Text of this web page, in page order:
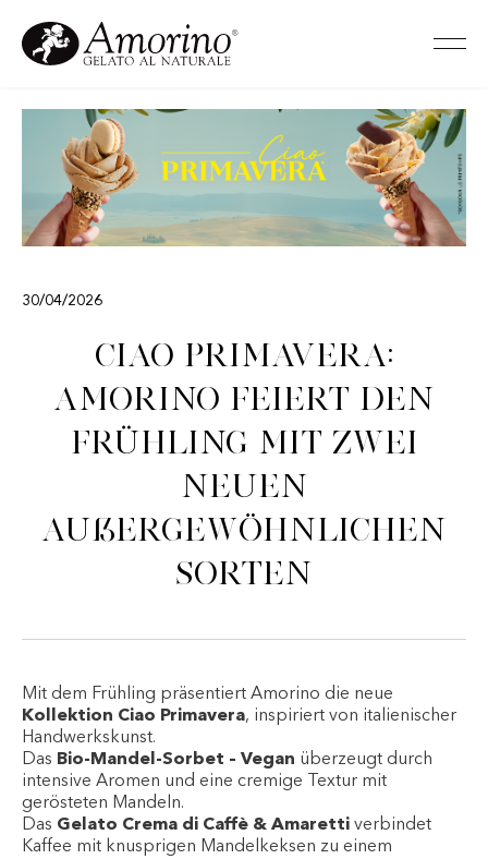
30/04/2026
Ciao Primavera:
Amorino feiert den
Frühling mit zwei
neuen
außergewöhnlichen
Sorten
Mit dem Frühling präsentiert Amorino die neue
Kollektion Ciao Primavera, inspiriert von italienischer
Handwerkskunst.
Das Bio-Mandel-Sorbet – Vegan überzeugt durch
intensive Aromen und eine cremige Textur mit
gerösteten Mandeln.
Das Gelato Crema di Caffè & Amaretti verbindet
Kaffee mit knusprigen Mandelkeksen zu einem